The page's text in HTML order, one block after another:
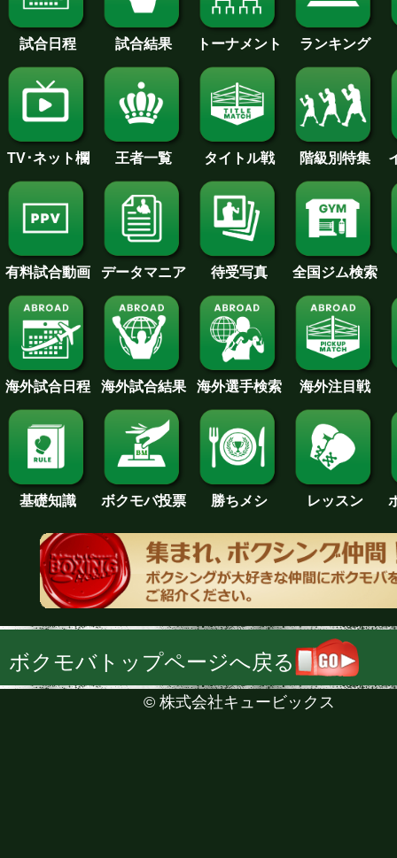
試合日程 試合結果 トーナメント ランキング
TV･ネット欄 王者一覧 タイトル戦 階級別特集
有料試合動画 データマニア 待受写真 全国ジム検索
海外試合日程 海外試合結果 海外選手検索 海外注目戦
基礎知識 ボクモバ投票 勝ちメシ レッスン
ボクモバトップページへ戻る
© 株式会社キュービックス